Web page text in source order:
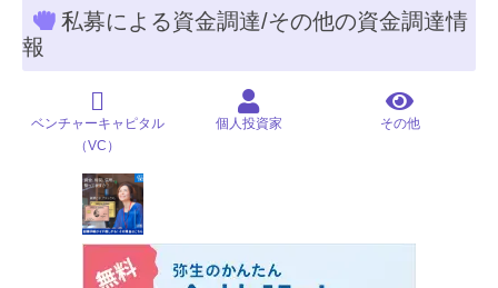
私募による資金調達/その他の資金調達情
報
ベンチャーキャピタル
（VC）
個人投資家 その他